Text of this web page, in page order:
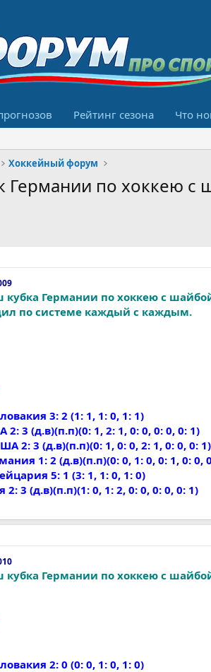
Рейтинг сезона Что
Хоккейный форум
по хоккею с
кубка Германии по хоккею с
по системе каждый с каждым.
3: 2 (1: 1, 1: 0, 1: 1)
3 (д.в)(п.п)(0: 1, 2: 1, 0: 0, 0: 0, 0: 1)
2: 3 (д.в)(п.п)(0: 1, 0: 0, 2: 1, 0: 0, 0: 1)
1: 2 (д.в)(п.п)(0: 0, 1: 0, 0: 1, 0: 0,
5: 1 (3: 1, 1: 0, 1: 0)
3 (д.в)(п.п)(1: 0, 1: 2, 0: 0, 0: 0, 0: 1)
кубка Германии по хоккею с
2: 0 (0: 0, 1: 0, 1: 0)